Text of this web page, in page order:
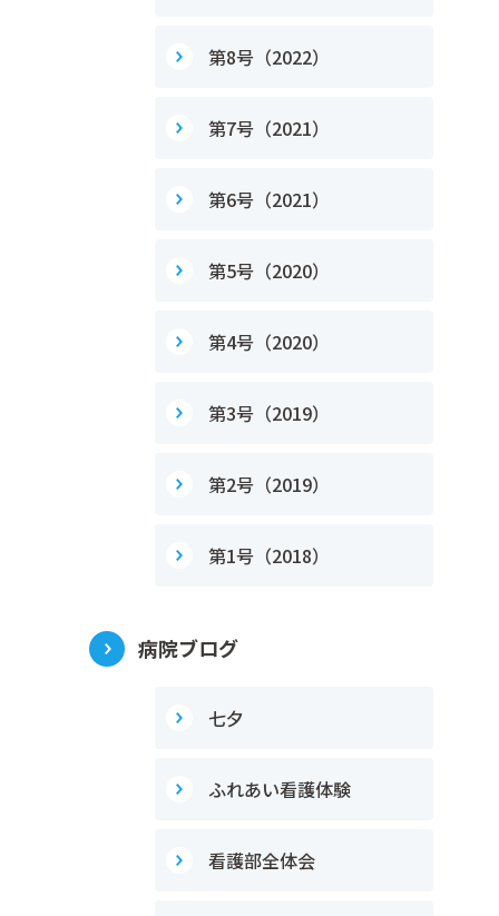
第8号（2022）
第7号（2021）
第6号（2021）
第5号（2020）
第4号（2020）
第3号（2019）
第2号（2019）
第1号（2018）
病院ブログ
七夕
ふれあい看護体験
看護部全体会